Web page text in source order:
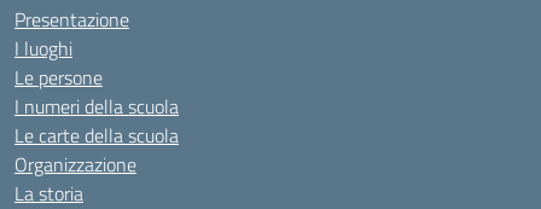
Presentazione
I luoghi
Le persone
I numeri della scuola
Le carte della scuola
Organizzazione
La storia